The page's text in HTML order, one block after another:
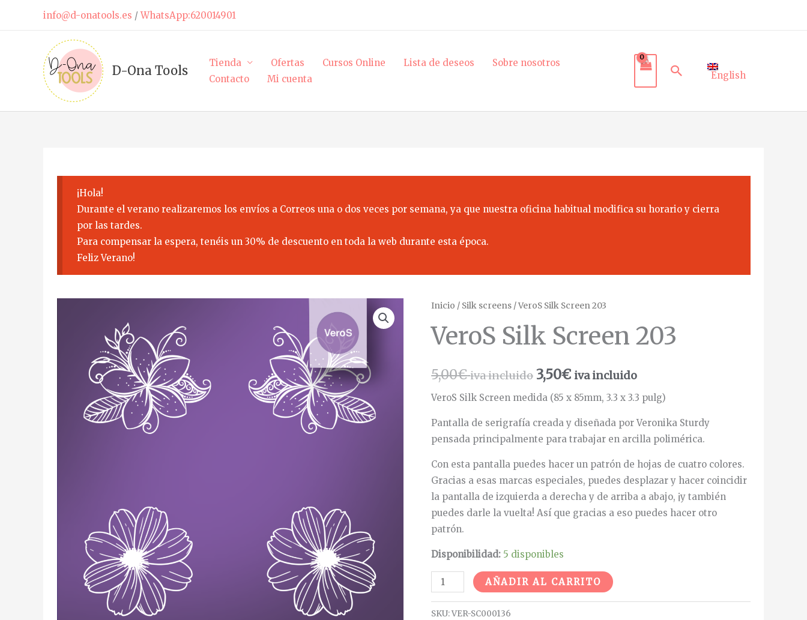
info@d-onatools.es /WhatsApp:620014901
D-Ona Tools
Tienda Ofertas Cursos Online Lista de deseos
Sobre nosotros
Contacto
Mi cuenta BuscarEnglish
¡Hola!
Durante el verano realizaremos los envíos a Correos una o dos veces por semana, ya que nuestra oficina habitual modifica su horario y cierra
por las tardes.
Para compensar la espera, tenéis un 30% de descuento en toda la web durante esta época.
Feliz Verano!
Inicio / Silk screens / VeroS Silk Screen 203
VeroS Silk Screen 203
5,00€ iva incluido 3,50€ iva incluido
VeroS Silk Screen medida (85 x 85mm, 3.3 x 3.3 pulg)
Pantalla de serigrafía creada y diseñada por Veronika Sturdy
pensada principalmente para trabajar en arcilla polimérica.
Con esta pantalla puedes hacer un patrón de hojas de cuatro colores.
Gracias a esas marcas especiales, puedes desplazar y hacer coincidir
la pantalla de izquierda a derecha y de arriba a abajo, ¡y también
puedes darle la vuelta! Así que gracias a eso puedes hacer otro
patrón.
Disponibilidad: 5 disponibles
VeroS
Screen
cantidad
AÑADIR AL CARRITO Alternative:
SKU:VER-SC000136